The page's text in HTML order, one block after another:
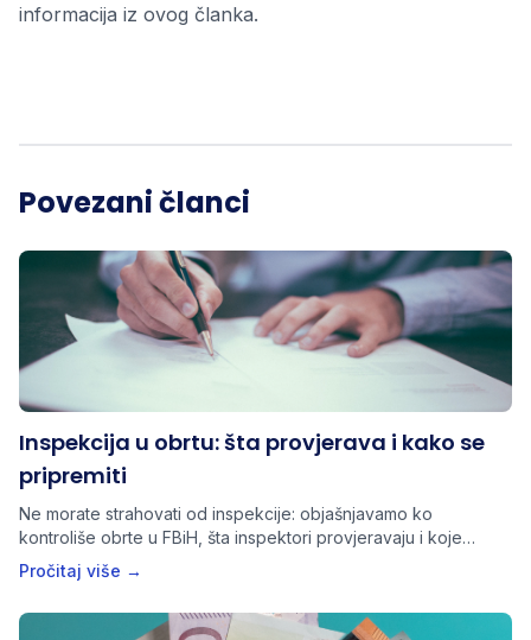
informacija iz ovog članka.
Povezani članci
Inspekcija u obrtu: šta provjerava i kako se
pripremiti
Ne morate strahovati od inspekcije: objašnjavamo ko
kontroliše obrte u FBiH, šta inspektori provjeravaju i koje
dokumente trebate imati spremne.
Pročitaj više →